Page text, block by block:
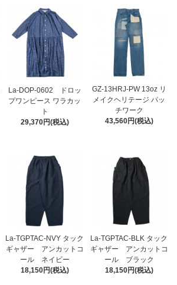
La-DOP-0602 ドロッ
プワンピース ワラカッ
ト
29,370円(税込)
GZ-13HRJ-PW 13oz リ
メイクヘリテージ パッ
チワーク
43,560円(税込)
La-TGPTAC-NVY タック
ギャザー アンカットコ
ール ネイビー
18,150円(税込)
La-TGPTAC-BLK タック
ギャザー アンカットコ
ール ブラック
18,150円(税込)